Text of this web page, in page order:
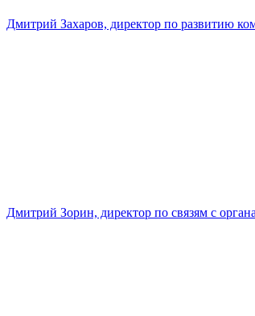
Дмитрий Захаров, директор по развитию
Дмитрий Зорин, директор по связям с